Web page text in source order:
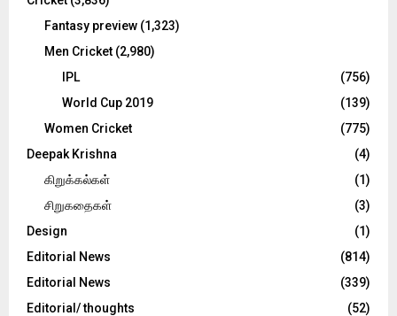
Fantasy preview (1,323)
Men Cricket (2,980)
IPL
(756)
World Cup 2019
(139)
Women Cricket
(775)
Deepak Krishna
(4)
கிறுக்கல்கள்
(1)
சிறுகதைகள்
(3)
Design
(1)
Editorial News
(814)
Editorial News
(339)
Editorial/ thoughts
(52)